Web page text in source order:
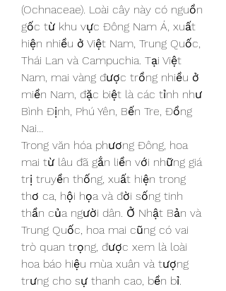
(Ochnaceae). Loài cây này có nguồn
gốc từ khu vực Đông Nam Á, xuất
hiện nhiều ở Việt Nam, Trung Quốc,
Thái Lan và Campuchia. Tại Việt
Nam, mai vàng được trồng nhiều ở
miền Nam, đặc biệt là các tỉnh như
Bình Định, Phú Yên, Bến Tre, Đồng
Nai…
Trong văn hóa phương Đông, hoa
mai từ lâu đã gắn liền với những giá
trị truyền thống, xuất hiện trong
thơ ca, hội họa và đời sống tinh
thần của người dân. Ở Nhật Bản và
Trung Quốc, hoa mai cũng có vai
trò quan trọng, được xem là loài
hoa báo hiệu mùa xuân và tượng
trưng cho sự thanh cao, bền bỉ.